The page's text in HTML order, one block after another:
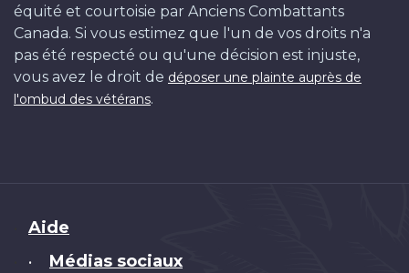
équité et courtoisie par Anciens Combattants
Canada. Si vous estimez que l'un de vos droits n'a
pas été respecté ou qu'une décision est injuste,
vous avez le droit de déposer une plainte auprès de
l'ombud des vétérans.
Brand
Aide
• Médias sociaux